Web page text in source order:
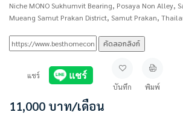
Niche MONO Sukhumvit Bearing, Posaya Non Alley,
Mueang Samut Prakan District, Samut Prakan,
คัดลอกลิงก์
แชร์
บันทึก
พิมพ์
11,000 บาท/เดือน